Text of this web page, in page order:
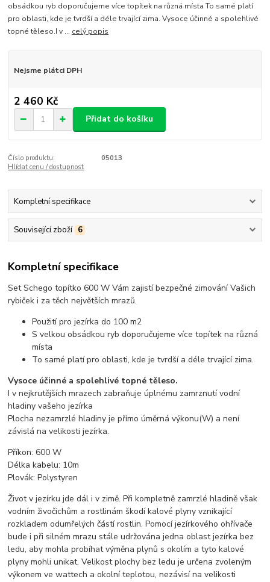
obsádkou ryb doporučujeme více topítek na různá místa To samé platí
pro oblasti, kde je tvrdší a déle trvající zima. Vysoce účinné a spolehlivé
topné těleso.I v ... celý popis
Nejsme plátci DPH
2 460 Kč
Přidat do košíku
Číslo produktu:
05013
Hlídat cenu / dostupnost
Kompletní specifikace
Související zboží 6
Kompletní specifikace
Set Schego topítko 600 W Vám zajistí bezpečné zimování Vašich
rybiček i za těch největších mrazů.
Použití pro jezírka do 100 m2
S velkou obsádkou ryb doporučujeme více topítek na různá
místa
To samé platí pro oblasti, kde je tvrdší a déle trvající zima.
Vysoce účinné a spolehlivé topné těleso.
I v nejkrutějších mrazech zabraňuje úplnému zamrznutí vodní
hladiny vašeho jezírka
Plocha nezamrzlé hladiny je přímo úměrná výkonu(W) a není
závislá na velikosti jezírka.
Příkon: 600 W
Délka kabelu: 10m
Plovák: Polystyren
Život v jezírku jde dál i v zimě. Při kompletně zamrzlé hladině však
vodním živočichům a rostlinám škodí kalové plyny vznikající
rozkladem odumřelých částí rostlin. Pomocí jezírkového ohřívače
bude i při silném mrazu stále udržována jedna oblast jezírka bez
ledu, aby mohla probíhat výměna plynů s okolím a tyto kalové
plyny mohli unikat. Velikost plochy bez ledu je určena zvoleným
výkonem ve wattech a okolní teplotou, nezávisí na velikosti